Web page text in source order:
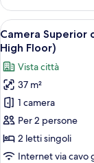
(26th-
32th
High
Floor)
Deluxe
con
2
letti
singoli,
non
fumatori
(26th-
32th
High
Apri
tutte
le
foto
per
Camera
Superior
con
2
9
Camera
High Floor)
Vista città
37 m²
1 camera
Per 2 persone
2 letti singoli
Internet via cavo